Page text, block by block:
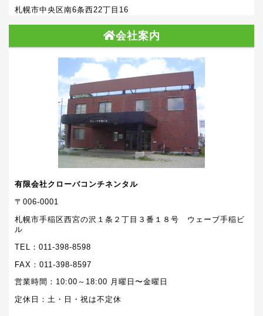
札幌市中央区南6条西22丁目16
会社案内
有限会社クローバコンチネンタル
〒006-0001
札幌市手稲区西宮の沢１条２丁目３番１８号 ウェーブ手稲ビ
ル
TEL：011-398-8598
FAX：011-398-8597
営業時間：10:00～18:00 月曜日〜金曜日
定休日：土・日・祝は不定休